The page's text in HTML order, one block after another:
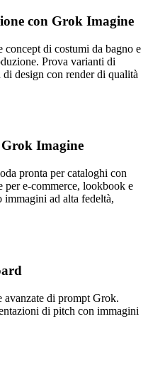
con Grok Imagine
di costumi da bagno e
Prova varianti di
design con render di qualità
Imagine
pronta per cataloghi con
per e-commerce, lookbook e
ad alta fedeltà,
avanzate di prompt Grok.
di pitch con immagini